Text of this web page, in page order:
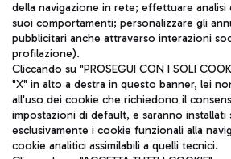
ITA
Aeroporti di Roma S.p.A. - Società
della navigazione in rete; effettuare
suoi comportamenti; personalizzare gli
pubblicitari anche attraverso interazioni
profilazione).
Cliccando su "PROSEGUI CON I SOLI
"X" in alto a destra in questo banner, lei
all'uso dei cookie che richiedono il
impostazioni di default, e saranno installati
esclusivamente i cookie funzionali alla
cookie analitici assimilabili a quelli tecnici.